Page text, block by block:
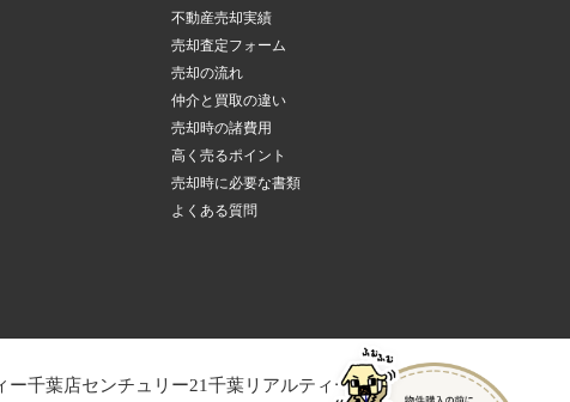
不動産売却実績
売却査定フォーム
売却の流れ
仲介と買取の違い
売却時の諸費用
高く売るポイント
売却時に必要な書類
よくある質問
ー千葉店センチュリー21千葉リアルティー木更津店